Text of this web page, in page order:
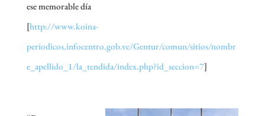
ese memorable día
[http://www.koina-
periodicos.infocentro.gob.ve/Gentur/comun/sitios/nombr
e_apellido_1/la_tendida/index.php?id_seccion=7]